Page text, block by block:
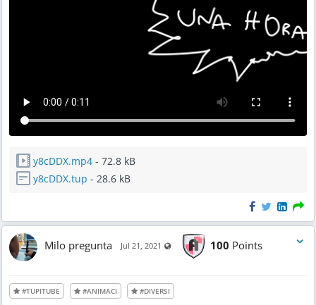
y8cDDX.mp4 - 72.8 kB
y8cDDX.tup - 28.6 kB
Milo pregunta Jul 21, 2021 Visible also to unregistered users
100 Points
#TUPITUBE #ANIMACI #DIVERSI